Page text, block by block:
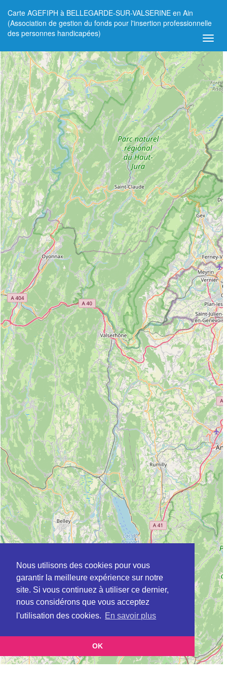
Nous utilisons des cookies pour vous
garantir la meilleure expérience sur notre
site. Si vous continuez à utiliser ce dernier,
nous considérons que vous acceptez
l'utilisation des cookies. En savoir plus
OK
Carte AGEFIPH à BELLEGARDE-SUR-VALSERINE en Ain
(Association de gestion du fonds pour l'insertion professionnelle
des personnes handicapées)
+
−